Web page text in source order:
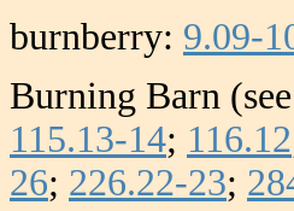
burnberry: 9.09-
Burning Barn
115.13-14; 116.12
26; 226.22-23;